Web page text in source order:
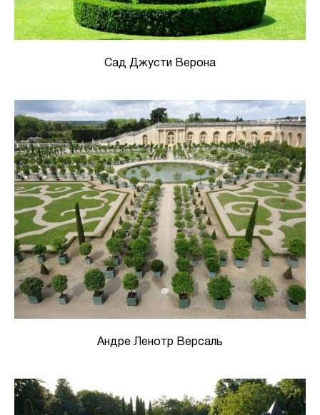
Сад Джусти Верона
Андре Ленотр Версаль